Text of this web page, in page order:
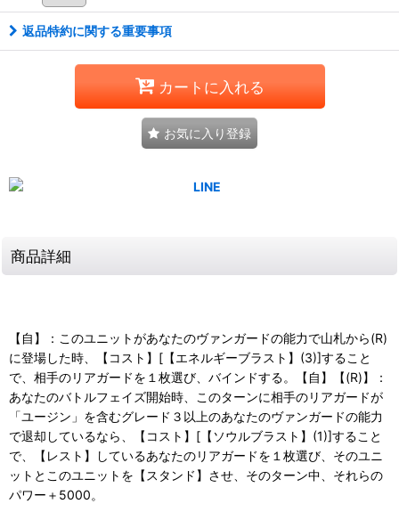
返品特約に関する重要事項
カートに入れる
お気に入り登録
商品詳細
【自】：このユニットがあなたのヴァンガードの能力で山札から(R)
に登場した時、【コスト】[【エネルギーブラスト】(3)]すること
で、相手のリアガードを１枚選び、バインドする。【自】【(R)】：
あなたのバトルフェイズ開始時、このターンに相手のリアガードが
「ユージン」を含むグレード３以上のあなたのヴァンガードの能力
で退却しているなら、【コスト】[【ソウルブラスト】(1)]すること
で、【レスト】しているあなたのリアガードを１枚選び、そのユニ
ットとこのユニットを【スタンド】させ、そのターン中、それらの
パワー＋5000。